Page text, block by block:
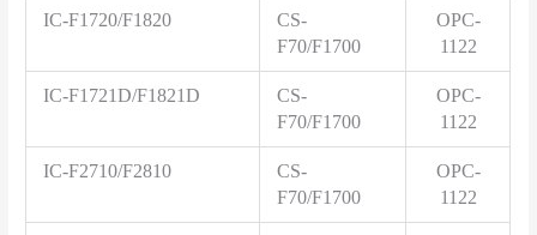
IC-F1720/F1820
CS-
F70/F1700
OPC-
1122
IC-F1721D/F1821D
CS-
F70/F1700
OPC-
1122
IC-F2710/F2810
CS-
F70/F1700
OPC-
1122